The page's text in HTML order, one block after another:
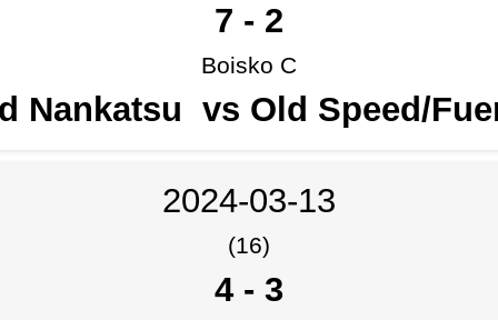
7 - 2
Boisko C
Nankatsu vs Old Speed/
2024-03-13
(16)
4 - 3